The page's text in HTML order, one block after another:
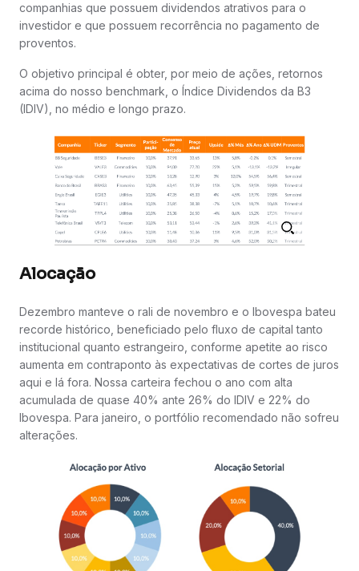
companhias que possuem dividendos atrativos para o
investidor e que possuem recorrência no pagamento de
proventos.
O objetivo principal é obter, por meio de ações, retornos
acima do nosso benchmark, o Índice Dividendos da B3
(IDIV), no médio e longo prazo.
Alocação
Dezembro manteve o rali de novembro e o Ibovespa bateu
recorde histórico, beneficiado pelo fluxo de capital tanto
institucional quanto estrangeiro, conforme apetite ao risco
aumenta em contraponto às expectativas de cortes de juros
aqui e lá fora. Nossa carteira fechou o ano com alta
acumulada de quase 40% ante 26% do IDIV e 22% do
Ibovespa. Para janeiro, o portfólio recomendado não sofreu
alterações.